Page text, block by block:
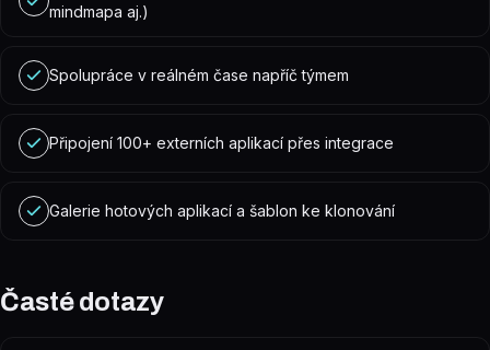
mindmapa aj.)
Spolupráce v reálném čase napříč týmem
Připojení 100+ externích aplikací přes integrace
Galerie hotových aplikací a šablon ke klonování
Časté dotazy